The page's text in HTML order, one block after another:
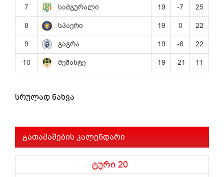
სრულად ნახვა
გათამაშების კალენდარი